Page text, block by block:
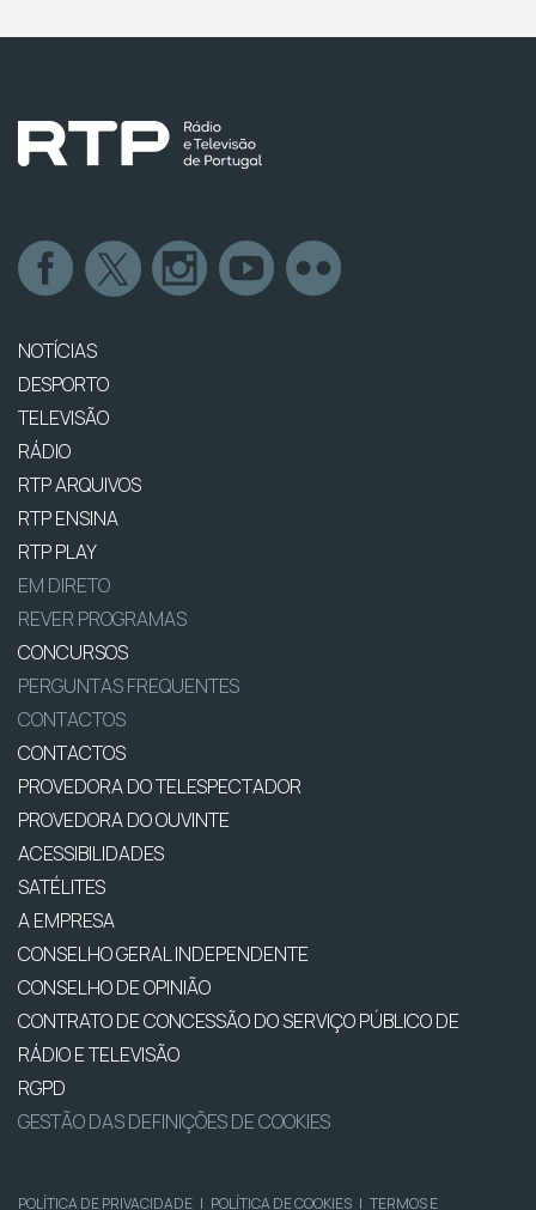
NOTÍCIAS
DESPORTO
TELEVISÃO
RÁDIO
RTP ARQUIVOS
RTP ENSINA
RTP PLAY
EM DIRETO
REVER PROGRAMAS
CONCURSOS
PERGUNTAS FREQUENTES
CONTACTOS
CONTACTOS
PROVEDORA DO TELESPECTADOR
PROVEDORA DO OUVINTE
ACESSIBILIDADES
SATÉLITES
A EMPRESA
CONSELHO GERAL INDEPENDENTE
CONSELHO DE OPINIÃO
CONTRATO DE CONCESSÃO DO SERVIÇO PÚBLICO DE
RÁDIO E TELEVISÃO
RGPD
GESTÃO DAS DEFINIÇÕES DE COOKIES
POLÍTICA DE PRIVACIDADE | POLÍTICA DE COOKIES | TERMOS E